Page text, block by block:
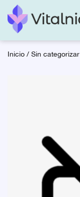
Inicio/Sin categorizar